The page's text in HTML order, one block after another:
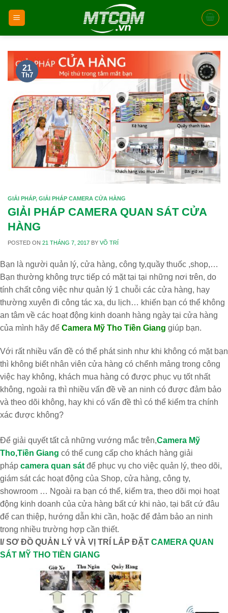
21
Th7
GIẢI PHÁP,GIẢI PHÁP CAMERA CỬA HÀNG
GIẢI PHÁP CAMERA QUAN SÁT CỬA
HÀNG
POSTED ON21 THÁNG 7, 2017 BYVÕ TRÍ
Bạn là người quản lý, cửa hàng, công ty,quầy thuốc ,shop,…
Bạn thường không trực tiếp có mặt tại tại những nơi trên, do
tính chất công việc như quản lý 1 chuỗi các cửa hàng, hay
thường xuyên đi công tác xa, du lịch… khiến bạn có thể không
an tâm về các hoạt động kinh doanh hàng ngày tại cửa hàng
của mình hãy để Camera Mỹ Tho Tiền Giang giúp bạn.
Với rất nhiều vấn đề có thể phát sinh như khi không có mặt bạn
thì không biết nhân viên cửa hàng có chểnh mảng trong công
việc hay không, khách mua hàng có được phục vụ tốt nhất
không, ngoài ra thì nhiều vấn đề về an ninh có được đảm bảo
và theo dõi không, hay khi có vấn đề thì có thể kiểm tra chính
xác được không?
Để giải quyết tất cả những vướng mắc trên,Camera Mỹ
Tho,Tiền Giang có thể cung cấp cho khách hàng giải
pháp camera quan sát để phục vụ cho việc quản lý, theo dõi,
giám sát các hoạt động của Shop, cửa hàng, công ty,
showroom … Ngoài ra bạn có thể, kiểm tra, theo dõi mọi hoạt
động kinh doanh của cửa hàng bất cứ khi nào, tại bất cứ đâu
để can thiệp, hướng dẫn khi cần, hoặc để đảm bảo an ninh
trong nhiều trường hợp cần thiết.
I/ SƠ ĐỒ QUẢN LÝ VÀ VỊ TRÍ LẮP ĐẶT CAMERA QUAN
SÁT MỸ THO TIỀN GIANG